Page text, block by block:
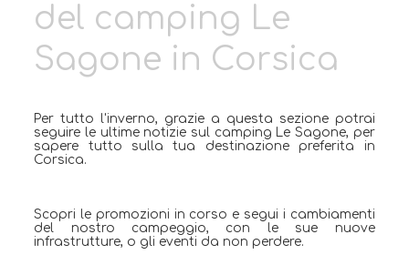
del camping Le
Sagone in Corsica
Per tutto l'inverno, grazie a questa sezione potrai
seguire le ultime notizie sul camping Le Sagone, per
sapere tutto sulla tua destinazione preferita in
Corsica.
Scopri le promozioni in corso e segui i cambiamenti
del nostro campeggio, con le sue nuove
infrastrutture, o gli eventi da non perdere.